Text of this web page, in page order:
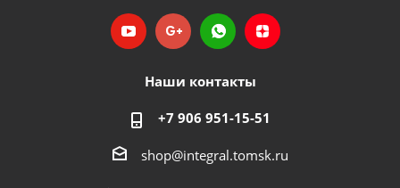
Наши контакты
+7 906 951-15-51
shop@integral.tomsk.ru